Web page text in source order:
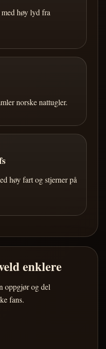
høy lyd fra
norske nattugler.
høy fart og stjerner på
enklere
oppgjør og del
fans.